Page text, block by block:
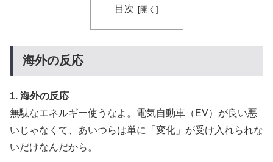
ち歩きな小咄 ～学習の仕方を学習しよう～
▶ 海外「素晴らしい！」日本が買収したUSスチール驚異
の大復活に米国人が大喜び
▶
インドネシアの西パプアでアメリカ人パイロット殺害を
武装組織が主張。
▶ 【海外の反応】“新タナスコ”のディアスが地雷すぎる件
「大谷と山本だけしかまともな契約がない…」
目次
海外の反応
1. 海外の反応
無駄なエネルギー使うなよ。電気自動車（EV）が良い悪
いじゃなくて、あいつらは単に「変化」が受け入れられな
いだけなんだから。